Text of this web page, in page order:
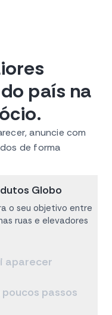
país na
anuncie com
de forma
Globo
o seu objetivo entre
ruas e elevadores
aparecer
passos